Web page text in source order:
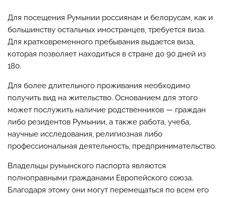
Для посещения Румынии россиянам и белорусам, как и
большинству остальных иностранцев, требуется виза.
Для кратковременного пребывания выдается виза,
которая позволяет находиться в стране до 90 дней из
180.
Для более длительного проживания необходимо
получить вид на жительство. Основанием для этого
может послужить наличие родственников — граждан
либо резидентов Румынии, а также работа, учеба,
научные исследования, религиозная либо
профессиональная деятельность, предпринимательство.
Владельцы румынского паспорта являются
полноправными гражданами Европейского союза.
Благодаря этому они могут перемещаться по всем его